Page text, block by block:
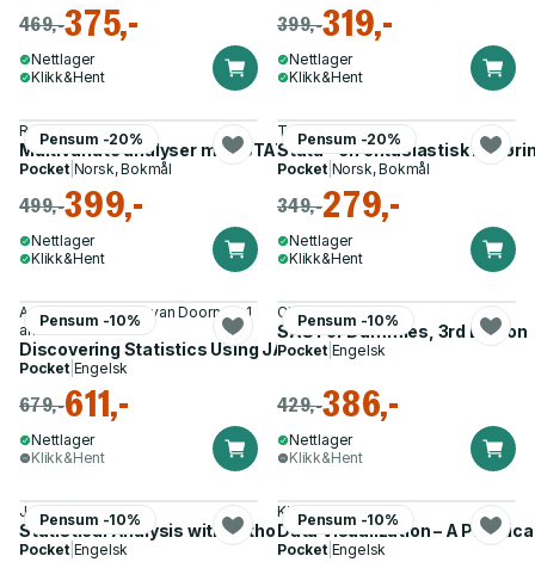
469,-375,-
Nettlager
Klikk&Hent
399,-319,-
Nettlager
Klikk&Hent
Pensum -20%
Randi Hammervold
Multivariate analyser med STATA - en kort innføring
Pocket| Norsk, Bokmål
499,-399,-
Nettlager
Klikk&Hent
Pensum -20%
Tor Midtbø
Stata - en entusiastisk
Pocket| Norsk, Bokmål
349,-279,-
Nettlager
Klikk&Hent
Pensum -10%
Andy Field, Johnny van Doorn og 1
annen
Discovering Statistics Using JASP
Pocket| Engelsk
679,-611,-
Nettlager
Klikk&Hent
Pensum -10%
Chris Hemedinger
SAS For Dummies, 3rd Edition
Pocket| Engelsk
429,-386,-
Nettlager
Klikk&Hent
Pensum -10%
Joseph Schmuller
Statistical Analysis with Python For Dummies
Pocket| Engelsk
Pensum -10%
Kieran Healy
Data Visualization – A
Pocket| Engelsk